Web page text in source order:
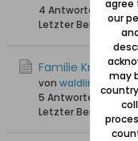
4 Antworten
120 Hits
Letzter Beitrag
Familie Krause
von waldling
5 Antworten 1.779
Letzter Beitrag
agree
our
may